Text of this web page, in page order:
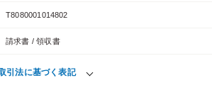
T8080001014802
請求書 / 領収書
引法に基づく表記